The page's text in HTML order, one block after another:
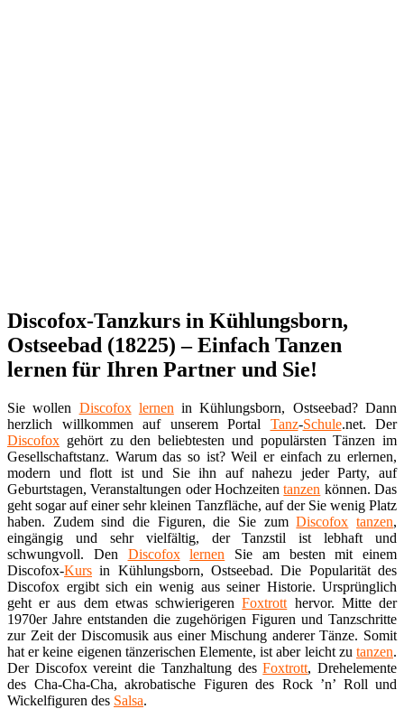
Discofox-Tanzkurs in Kühlungsborn,
Ostseebad (18225) – Einfach Tanzen
lernen für Ihren Partner und Sie!
Sie wollen Discofox lernen in Kühlungsborn, Ostseebad? Dann
herzlich willkommen auf unserem Portal Tanz-Schule.net. Der
Discofox gehört zu den beliebtesten und populärsten Tänzen im
Gesellschaftstanz. Warum das so ist? Weil er einfach zu erlernen,
modern und flott ist und Sie ihn auf nahezu jeder Party, auf
Geburtstagen, Veranstaltungen oder Hochzeitentanzen können. Das
geht sogar auf einer sehr kleinen Tanzfläche, auf der Sie wenig Platz
haben. Zudem sind die Figuren, die Sie zumDiscofox tanzen,
eingängig und sehr vielfältig, der Tanzstil ist lebhaft und
schwungvoll. Den Discofox lernen Sie am besten mit einem
Discofox-Kurs in Kühlungsborn, Ostseebad. Die Popularität des
Discofox ergibt sich ein wenig aus seiner Historie. Ursprünglich
geht er aus dem etwas schwierigerenFoxtrott hervor. Mitte der
1970er Jahre entstanden die zugehörigen Figuren und Tanzschritte
zur Zeit der Discomusik aus einer Mischung anderer Tänze. Somit
hat er keine eigenen tänzerischen Elemente, ist aber leicht zu tanzen.
Der Discofox vereint die Tanzhaltung desFoxtrott, Drehelemente
des Cha-Cha-Cha, akrobatische Figuren des Rock ’n’ Roll und
Wickelfiguren des Salsa.